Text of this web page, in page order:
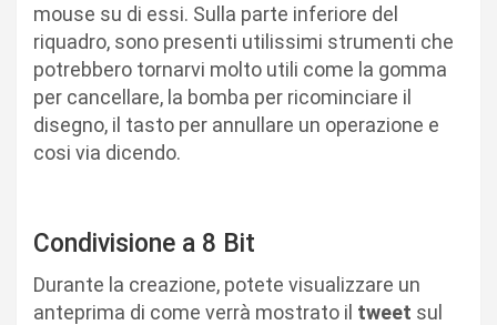
mouse su di essi. Sulla parte inferiore del
riquadro, sono presenti utilissimi strumenti che
potrebbero tornarvi molto utili come la gomma
per cancellare, la bomba per ricominciare il
disegno, il tasto per annullare un operazione e
cosi via dicendo.
Condivisione a 8 Bit
Durante la creazione, potete visualizzare un
anteprima di come verrà mostrato il tweet sul